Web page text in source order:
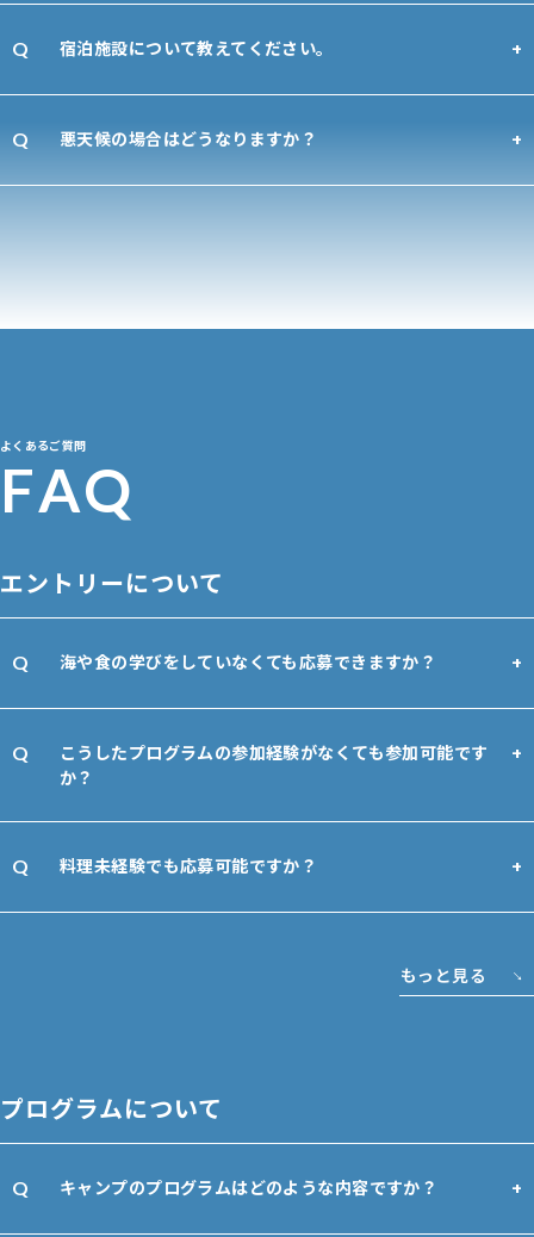
宿泊施設について教えてください。
悪天候の場合はどうなりますか？
よくあるご質問
FAQ
エントリーについて
海や食の学びをしていなくても応募できますか？
こうしたプログラムの参加経験がなくても参加可能です
か？
料理未経験でも応募可能ですか？
もっと見る
プログラムについて
キャンプのプログラムはどのような内容ですか？